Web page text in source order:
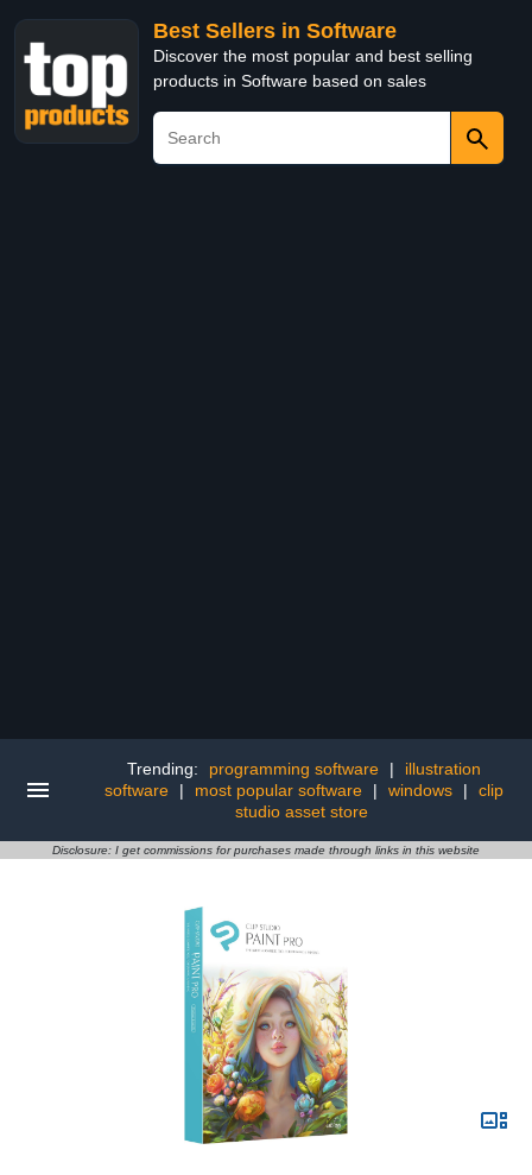
Best Sellers in Software
Discover the most popular and best selling
products in Software based on sales
Trending: programming software |
illustration
software
| most popular software | windows |
clip
studio asset store
Disclosure: I get commissions for purchases made through links in this website